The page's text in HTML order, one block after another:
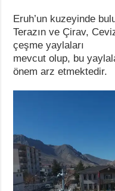
Eruh’un kuzeyinde
Terazın ve Çirav,
çeşme yaylaları
mevcut olup, bu
önem arz etmektedir.